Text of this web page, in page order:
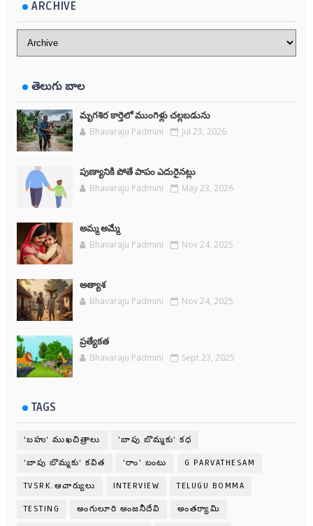
ARCHIVE
తెలుగు బాల
మృగశిర కార్తెలో ముంగిళ్లు చల్లబడును
Bhavaraju Padmini Jul 23, 2026
పుణ్యానికి పోతే పాపం ఎదురైనట్లు
Bhavaraju Padmini May 23, 2026
అమ్మ అమ్మే
Bhavaraju Padmini Nov 24, 2025
అత్యాశ
Bhavaraju Padmini Nov 24, 2025
ప్రత్యేకత
Bhavaraju Padmini Sept 23, 2025
TAGS
'బహు' ముఖచిత్రాలు 'బాపు బొమ్మకు' కధ
'బాపు బొమ్మకు' కవిత 'రాం' బంటు G PARVATHESAM
TVSRK.ఆచార్యులు INTERVIEW TELUGU BOMMA
TESTING అంగులూరి అంజనీదేవి అంతర్యామి